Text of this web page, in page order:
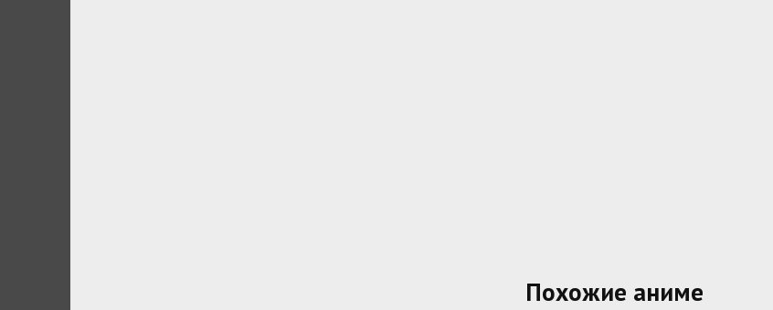
Похожие аниме